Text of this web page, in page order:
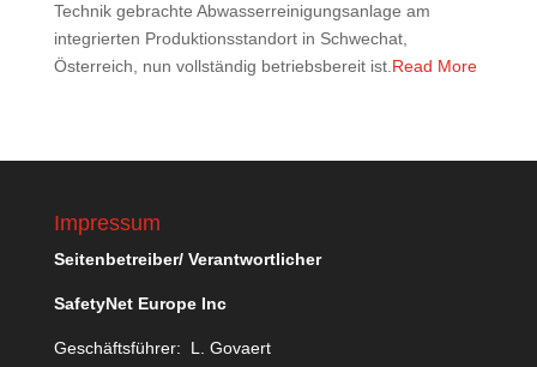
Technik gebrachte Abwasserreinigungsanlage am
integrierten Produktionsstandort in Schwechat,
Österreich, nun vollständig betriebsbereit ist. Read More
Impressum
Seitenbetreiber/ Verantwortlicher
SafetyNet Europe Inc
Geschäftsführer: L. Govaert